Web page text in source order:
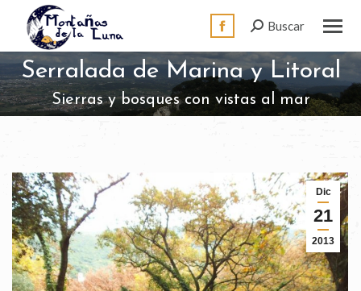
Facebook
page
opens
in
Buscar:
Buscar
Serralada de Marina y Litoral
Sierras y bosques con vistas al mar
Estás aquí:
Dic
21
2013